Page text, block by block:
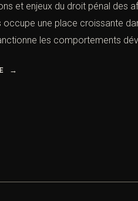
et enjeux du droit pénal des
une place croissante
les comportements